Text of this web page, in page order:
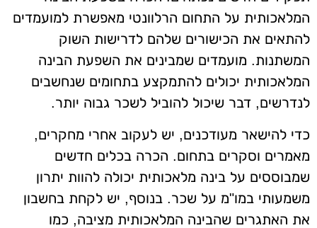
המלאכותית על התחום הרלוונטי מאפשרת למועמדים
להתאים את הכישורים שלהם לדרישות השוק
המשתנות. מועמדים שמבינים את השפעת הבינה
המלאכותית יכולים להתמקצע בתחומים שנחשבים
לנדרשים, דבר שיכול להוביל לשכר גבוה יותר.
כדי להישאר מעודכנים, יש לעקוב אחרי מחקרים,
מאמרים וסקרים בתחום. הכרה בכלים חדשים
שמבוססים על בינה מלאכותית יכולה להוות יתרון
משמעותי במו"מ על שכר. בנוסף, יש לקחת בחשבון
את האתגרים שהבינה המלאכותית מציבה, כמו